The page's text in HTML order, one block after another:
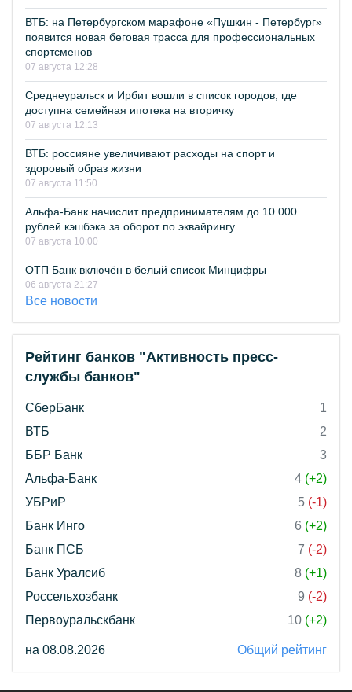
ВТБ: на Петербургском марафоне «Пушкин - Петербург»
появится новая беговая трасса для профессиональных
спортсменов
07 августа 12:28
Среднеуральск и Ирбит вошли в список городов, где
доступна семейная ипотека на вторичку
07 августа 12:13
ВТБ: россияне увеличивают расходы на спорт и
здоровый образ жизни
07 августа 11:50
Альфа-Банк начислит предпринимателям до 10 000
рублей кэшбэка за оборот по эквайрингу
07 августа 10:00
ОТП Банк включён в белый список Минцифры
06 августа 21:27
Все новости
Рейтинг банков "Активность пресс-
службы банков"
СберБанк
1
ВТБ
2
ББР Банк
3
Альфа-Банк
4 (+2)
УБРиР
5 (-1)
Банк Инго
6 (+2)
Банк ПСБ
7 (-2)
Банк Уралсиб
8 (+1)
Россельхозбанк
9 (-2)
Первоуральскбанк
10 (+2)
на 08.08.2026 Общий рейтинг